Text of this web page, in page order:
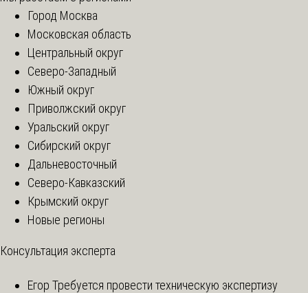
Город Москва
Московская область
Центральный округ
Северо-Западный
Южный округ
Приволжский округ
Уральский округ
Сибирский округ
Дальневосточный
Северо-Кавказский
Крымский округ
Новые регионы
Консультация эксперта
Егор Требуется провести техническую экспертизу